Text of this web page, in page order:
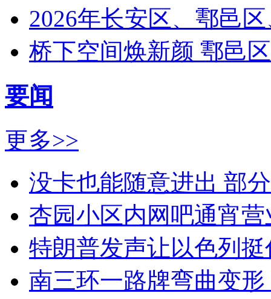
2026年长安区、鄠邑
桥下空间焕新颜 鄠邑
要闻
更多>>
没卡也能随意进出 部
杏园小区内网吧通宵
特朗普发声让以色列挺
南三环一路牌弯曲变